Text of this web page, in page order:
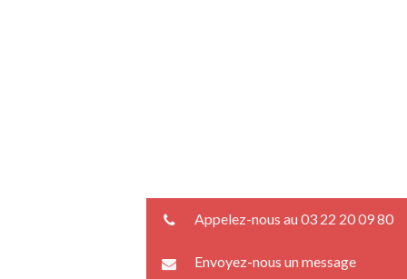
Appelez-nous au 03 22 20 09 80
Envoyez-nous un message